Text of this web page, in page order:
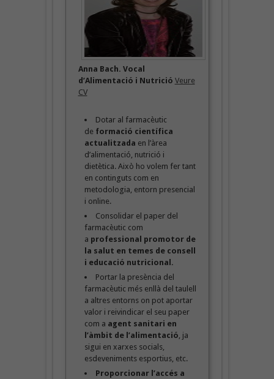
Anna Bach. Vocal
d’Alimentació i Nutrició Veure
CV
Dotar al farmacèutic
de formació científica
actualitzada en l’àrea
d’alimentació, nutrició i
dietètica. Això ho volem fer tant
en continguts com en
metodologia, entorn presencial
i online.
Consolidar el paper del
farmacèutic com
a professional promotor de
la salut en temes de consell
i educació nutricional.
Portar la presència del
farmacèutic més enllà del taulell
a altres entorns on pot aportar
valor i reivindicar el seu paper
com a agent sanitari en
l’àmbit de l’alimentació , ja
sigui en xarxes socials,
esdeveniments esportius, etc.
Proporcionar l’accés a